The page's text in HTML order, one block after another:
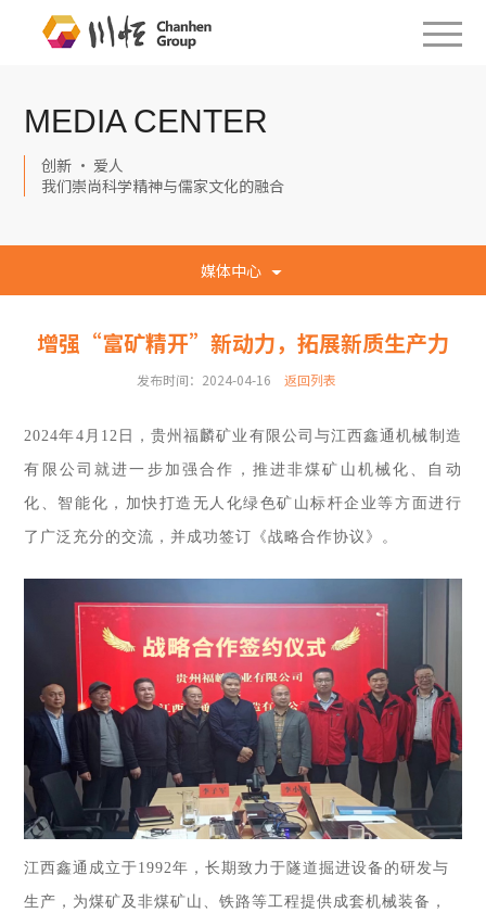
MEDIA CENTER
创新 · 爱人
我们崇尚科学精神与儒家文化的融合
媒体中心
增强“富矿精开”新动力，拓展新质生产力
发布时间：2024-04-16 返回列表
2024年4月12日，贵州福麟矿业有限公司与江西鑫通机械制造
有限公司就进一步加强合作，推进非煤矿山机械化、自动
化、智能化，加快打造无人化绿色矿山标杆企业等方面进行
了广泛充分的交流，并成功签订《战略合作协议》。
江西鑫通成立于1992年，长期致力于隧道掘进设备的研发与
生产，为煤矿及非煤矿山、铁路等工程提供成套机械装备，